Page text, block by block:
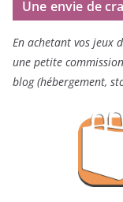
Une envie de
En achetant vos jeux
une petite
blog (hébergement,